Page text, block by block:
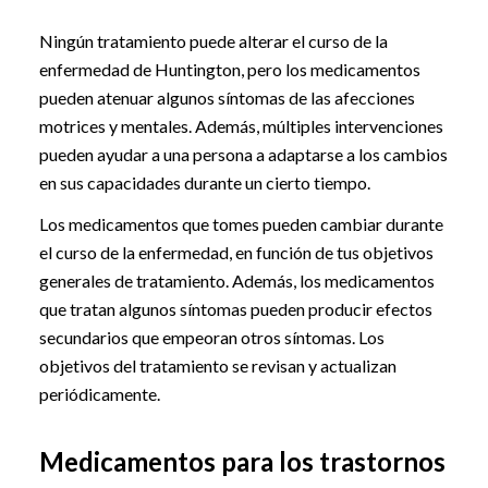
Ningún tratamiento puede alterar el curso de la
enfermedad de Huntington, pero los medicamentos
pueden atenuar algunos síntomas de las afecciones
motrices y mentales. Además, múltiples intervenciones
pueden ayudar a una persona a adaptarse a los cambios
en sus capacidades durante un cierto tiempo.
Los medicamentos que tomes pueden cambiar durante
el curso de la enfermedad, en función de tus objetivos
generales de tratamiento. Además, los medicamentos
que tratan algunos síntomas pueden producir efectos
secundarios que empeoran otros síntomas. Los
objetivos del tratamiento se revisan y actualizan
periódicamente.
Medicamentos para los trastornos